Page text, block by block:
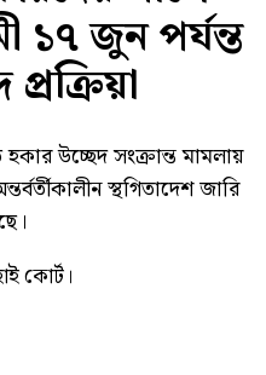
জুন পর্যন্ত
উচ্ছেদ সংক্রান্ত মামলায়
স্থগিতাদেশ জারি
কোর্ট।